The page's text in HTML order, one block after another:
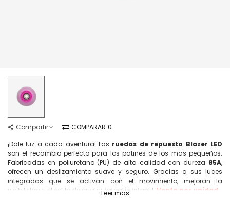
Compartir COMPARAR 0
¡Dale luz a cada aventura! Las ruedas de repuesto Blazer LED
son el recambio perfecto para los patines de los más pequeños.
Fabricadas en poliuretano (PU) de alta calidad con dureza 85A,
ofrecen un deslizamiento suave y seguro. Gracias a sus luces
integradas que se activan con el movimiento, mejoran la
visibilidad y el estilo de cualquier patín infantil. Venta por unidad
Leer más